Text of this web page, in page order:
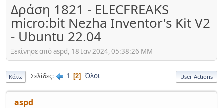
Δράση 1821 - ELECFREAKS
micro:bit Nezha Inventor's Kit V2
- Ubuntu 22.04
Ξεκίνησε από aspd, 18 Ιαν 2024, 05:38:26 ΜΜ
Κάτω Σελίδες 1 2 Όλοι User Actions
aspd